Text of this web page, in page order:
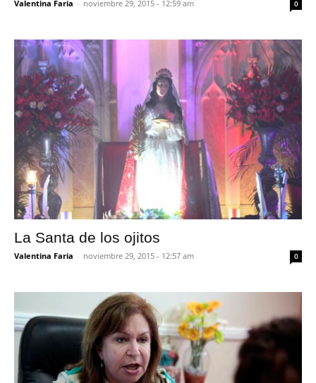
Valentina Faria - noviembre 29, 2015 - 12:59 am 0
La Santa de los ojitos
Valentina Faria - noviembre 29, 2015 - 12:57 am 0